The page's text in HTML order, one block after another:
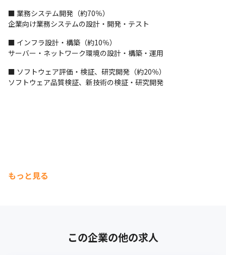
■ 業務システム開発（約70％）
企業向け業務システムの設計・開発・テスト
■ インフラ設計・構築（約10％）
サーバー・ネットワーク環境の設計・構築・運用
■ ソフトウェア評価・検証、研究開発（約20％）
ソフトウェア品質検証、新技術の検証・研究開発
もっと見る
この企業の他の求人